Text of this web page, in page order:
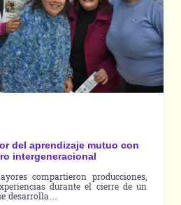
del aprendizaje mutuo con
intergeneracional
compartieron producciones,
durante el cierre de un
desarrolla…